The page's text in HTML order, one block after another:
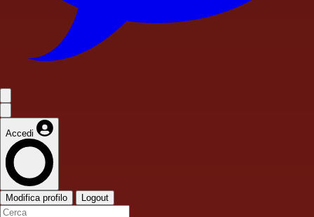
Accedi
Modifica profilo Logout